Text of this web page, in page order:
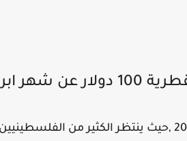
شهر ابريل غزة
منحة قطر 2021 ,حيث ينتظر الكثير من